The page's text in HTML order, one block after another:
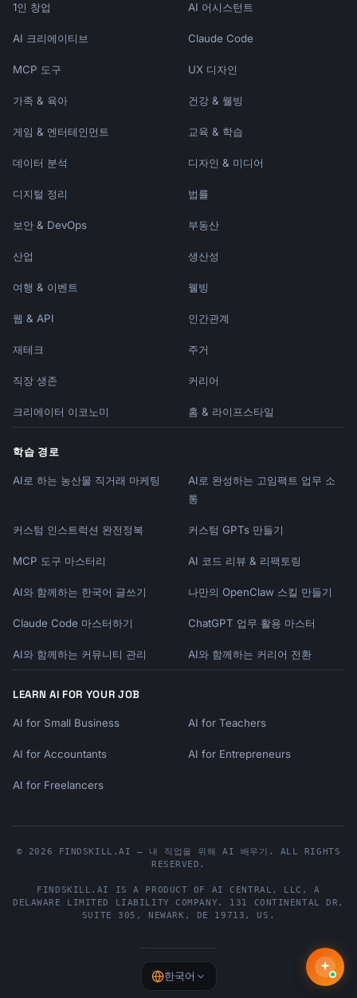
1인 창업 AI 어시스턴트
AI 크리에이티브 Claude Code
MCP 도구 UX 디자인
가족 & 육아 건강 & 웰빙
게임 & 엔터테인먼트 교육 & 학습
데이터 분석 디자인 & 미디어
디지털 정리 법률
보안 & DevOps 부동산
산업 생산성
여행 & 이벤트 웰빙
웹 & API 인간관계
재테크 주거
직장 생존 커리어
크리에이터 이코노미 홈 & 라이프스타일
학습 경로
AI로 하는 농산물 직거래 마케팅
AI로 완성하는 고임팩트 업무 소
통
커스텀 인스트럭션 완전정복 커스텀 GPTs 만들기
MCP 도구 마스터리 AI 코드 리뷰 & 리팩토링
AI와 함께하는 한국어 글쓰기 나만의 OpenClaw 스킬 만들기
Claude Code 마스터하기 ChatGPT 업무 활용 마스터
AI와 함께하는 커뮤니티 관리 AI와 함께하는 커리어 전환
LEARN AI FOR YOUR JOB
AI for Small Business AI for Teachers
AI for Accountants AI for Entrepreneurs
AI for Freelancers
© 2026 FINDSKILL.AI — 내 직업을 위해 AI 배우기. ALL RIGHTS
RESERVED.
FINDSKILL.AI IS A PRODUCT OF AI CENTRAL, LLC , A
DELAWARE LIMITED LIABILITY COMPANY. 131 CONTINENTAL DR,
SUITE 305 , NEWARK , DE 19713 , US .
한국어